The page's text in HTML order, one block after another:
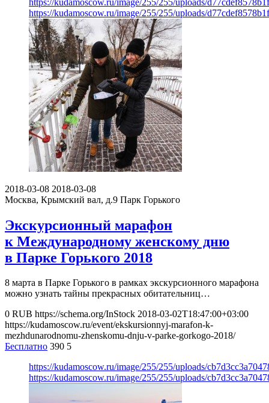
https://kudamoscow.ru/image/255/255/uploads/
2018-03-08 2018-03-08
Москва, Крымский вал, д.9 Парк Горького
Экскурсионный марафон
к Международному женскому дню
в Парке Горького 2018
8 марта в Парке Горького в рамках экскурсионного марафона
можно узнать тайны прекрасных обитательниц…
0 RUB https://schema.org/InStock 2018-03-02T18:47:00+03:00
https://kudamoscow.ru/event/ekskursionnyj-marafon-k-
mezhdunarodnomu-zhenskomu-dnju-v-parke-gorkogo-2018/
Бесплатно 390 5
https://kudamoscow.ru/image/255/255/uploads/
https://kudamoscow.ru/image/255/255/uploads/